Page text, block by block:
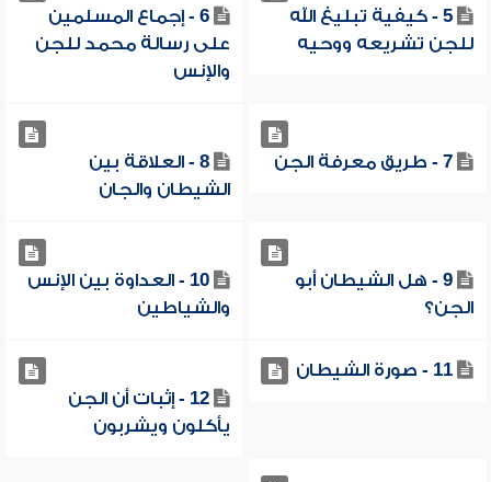
5 - كيفية تبليغ الله
للجن تشريعه ووحيه
6 - إجماع المسلمين
على رسالة محمد للجن
والإنس
7 - طريق معرفة الجن
8 - العلاقة بين
الشيطان والجان
9 - هل الشيطان أبو
الجن؟
10 - العداوة بين الإنس
والشياطين
11 - صورة الشيطان
12 - إثبات أن الجن
يأكلون ويشربون